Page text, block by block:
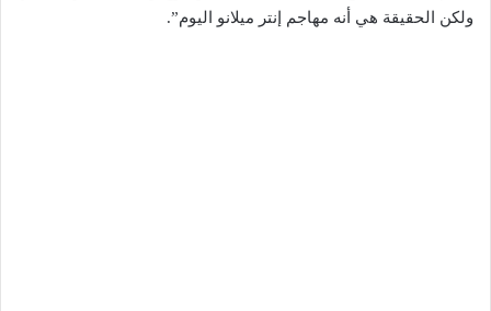
ولكن الحقيقة هي أنه مهاجم إنتر ميلانو اليوم”.